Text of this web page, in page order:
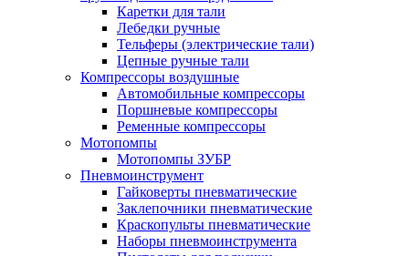
Каретки для тали
Лебедки ручные
Тельферы (электрические тали)
Цепные ручные тали
Компрессоры воздушные
Автомобильные компрессоры
Поршневые компрессоры
Ременные компрессоры
Мотопомпы
Мотопомпы ЗУБР
Пневмоинструмент
Гайковерты пневматические
Заклепочники пневматические
Краскопульты пневматические
Наборы пневмоинструмента